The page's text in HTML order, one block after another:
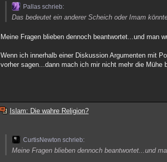
Pallas schrieb:
Das bedeutet ein anderer Scheich oder Imam
Meine Fragen blieben dennoch beantwortet...und man
Wenn ich innerhalb einer Diskussion Argumenten mit
vorher sagen...dann mach ich mir nicht mehr die Mühe
Islam: Die wahre Religion?
CurtisNewton schrieb:
Meine Fragen blieben dennoch beantwortet...und